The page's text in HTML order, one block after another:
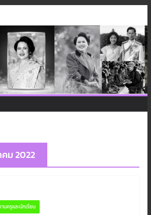
ม 2022
นครูและนักเรียน